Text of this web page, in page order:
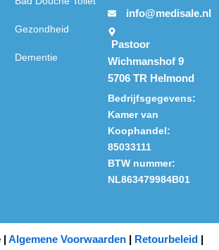
Gezondheid
Dementie
info@medisale.nl
Pastoor
Wichmanshof 9
5706 TR Helmond
Bedrijfsgegevens:
Kamer van
Koophandel:
85033111
BTW nummer:
NL863479984B01
Algemene Voorwaarden| Retourbeleid